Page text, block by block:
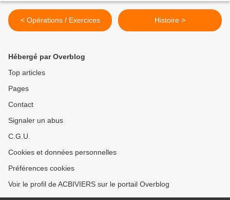
< Opérations / Exercices Histoire >
Hébergé par Overblog
Top articles
Pages
Contact
Signaler un abus
C.G.U.
Cookies et données personnelles
Préférences cookies
Voir le profil de ACBIVIERS sur le portail Overblog